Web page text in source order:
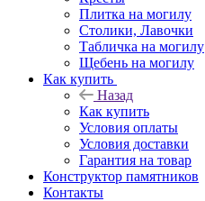
Плитка на могилу
Столики, Лавочки
Табличка на могилу
Щебень на могилу
Как купить
Назад
Как купить
Условия оплаты
Условия доставки
Гарантия на товар
Конструктор памятников
Контакты